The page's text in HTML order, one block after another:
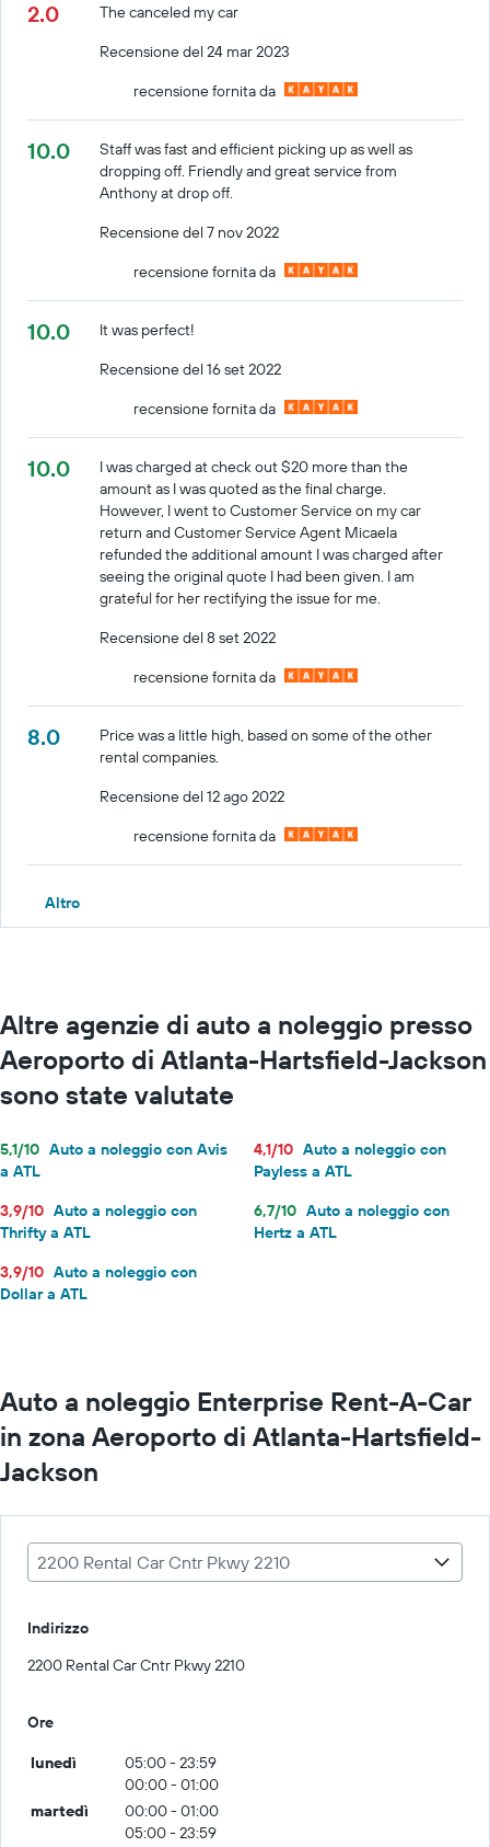
2.0
The canceled my car
Recensione del 24 mar 2023
recensione fornita da
10.0
Staff was fast and efficient picking up as well as
dropping off. Friendly and great service from
Anthony at drop off.
Recensione del 7 nov 2022
recensione fornita da
10.0
It was perfect!
Recensione del 16 set 2022
recensione fornita da
10.0
I was charged at check out $20 more than the
amount as I was quoted as the final charge.
However, I went to Customer Service on my car
return and Customer Service Agent Micaela
refunded the additional amount I was charged after
seeing the original quote I had been given. I am
grateful for her rectifying the issue for me.
Recensione del 8 set 2022
recensione fornita da
8.0
Price was a little high, based on some of the other
rental companies.
Recensione del 12 ago 2022
recensione fornita da
Altro
Altre agenzie di auto a noleggio presso
Aeroporto di Atlanta-Hartsfield-Jackson
sono state valutate
5,1/10 Auto a noleggio con Avis
a ATL
4,1/10 Auto a noleggio con
Payless a ATL
3,9/10 Auto a noleggio con
Thrifty a ATL
6,7/10 Auto a noleggio con
Hertz a ATL
3,9/10 Auto a noleggio con
Dollar a ATL
Auto a noleggio Enterprise Rent-A-Car
in zona Aeroporto di Atlanta-Hartsfield-
Jackson
2200 Rental Car Cntr Pkwy 2210
Indirizzo
2200 Rental Car Cntr Pkwy 2210
Ore
lunedì
05:00 - 23:59
00:00 - 01:00
martedì
00:00 - 01:00
05:00 - 23:59